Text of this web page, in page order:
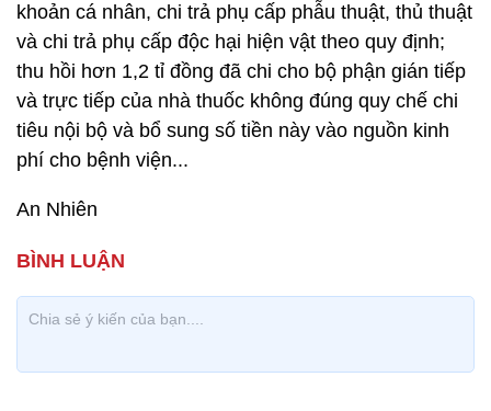
khoản cá nhân, chi trả phụ cấp phẫu thuật, thủ thuật
và chi trả phụ cấp độc hại hiện vật theo quy định;
thu hồi hơn 1,2 tỉ đồng đã chi cho bộ phận gián tiếp
và trực tiếp của nhà thuốc không đúng quy chế chi
tiêu nội bộ và bổ sung số tiền này vào nguồn kinh
phí cho bệnh viện...
An Nhiên